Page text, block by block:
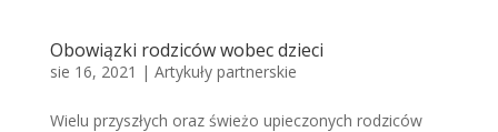
Obowiązki rodziców wobec dzieci
sie 16, 2021 | Artykuły partnerskie
Wielu przyszłych oraz świeżo upieczonych rodziców